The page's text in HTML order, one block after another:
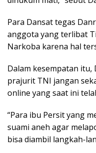
Para Dansat tegas
anggota yang terlibat
Narkoba karena hal
Dalam kesempatan
prajurit TNI jangan
online yang saat ini
“Para ibu Persit yang
suami aneh agar
bisa diambil langkah-